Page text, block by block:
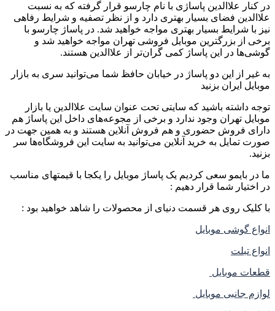
در کنار علاالدین پاساژی با نام چارسو قرار گرفته که به نسبت
علاالدین فضای بسیار بهتری دارد و از نظر تصفیه و شرایط رفاهی
نیز با شرایط بسیار بهتری مواجه خواهید شد. در پاساژ چارسو با
برخی از بزرگترین موبایل فروشی تهران مواجه خواهید شد و
گوشی‌ها در این پاساژ کمی گران‌تر از علاالدین هستند.
به غیر از این دو پاساژ در خیابان حافظ شما می‌توانید سری به بازار
موبایل ایران بزنید
توجه داشته باشید که سایتی تحت عنوان سایت علاالدین یا بازار
موبایل تهران وجود ندارد و برخی از مجوعه‌های داخل این پاساژ هم
دارای فروش حضوری و هم فروش آنلاین هستند و به همین جهت در
صورت تمایل به خرید آنلاین می‌توانید به سایت این فروشگاه‌ها سر
بزنید.
ما در بایمو سعی کردیم یک پاساژ موبایل را یکجا با قیمتهای مناسب
در اختیار شما قرار دهیم :
با کلیک روی هر قسمت دنیای از محصولات را شاهد خواهید بود :
انواع گوشی موبایل
انواع تبلت
قطعات موبایل
لوازم جانبی موبایل